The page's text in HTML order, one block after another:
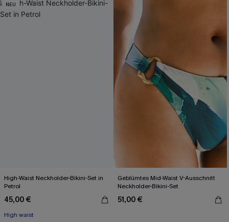
NEU
High-Waist Neckholder-Bikini-Set in
Petrol
45,00 €
High waist
Geblümtes Mid-Waist V-Ausschnitt
Neckholder-Bikini-Set
51,00 €